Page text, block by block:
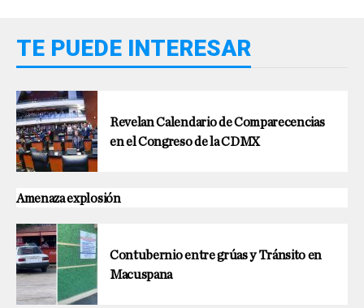
TE PUEDE INTERESAR
Revelan Calendario de Comparecencias
en el Congreso de la CDMX
Amenaza explosión
Contubernio entre grúas y Tránsito en
Macuspana